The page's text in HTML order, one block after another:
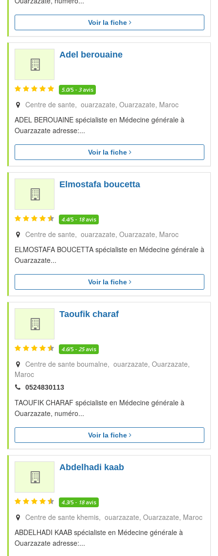
Voir la fiche
Adel berouaine
5.0/5 - 3avis
Centre de sante, ouarzazate Ouarzazate Maroc
ADEL BEROUAINE spécialiste en Médecine générale à
Ouarzazate adresse:...
Voir la fiche
Elmostafa boucetta
4.4/5 - 18avis
Centre de sante, ouarzazate Ouarzazate Maroc
ELMOSTAFA BOUCETTA spécialiste en Médecine générale à
Ouarzazate...
Voir la fiche
Taoufik charaf
4.6/5 - 25avis
Centre de sante boumalne, ouarzazate Ouarzazate
Maroc
0524830113
TAOUFIK CHARAF spécialiste en Médecine générale à
Ouarzazate, numéro...
Voir la fiche
Abdelhadi kaab
4.3/5 - 18avis
Centre de sante khemis, ouarzazate Ouarzazate Maroc
ABDELHADI KAAB spécialiste en Médecine générale à
Ouarzazate adresse:...